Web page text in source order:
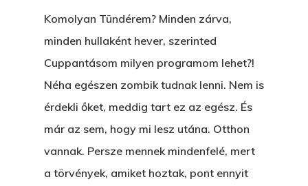
Komolyan Tündérem? Minden zárva,
minden hullaként hever, szerinted
Cuppantásom milyen programom lehet?!
Néha egészen zombik tudnak lenni. Nem is
érdekli őket, meddig tart ez az egész. És
már az sem, hogy mi lesz utána. Otthon
vannak. Persze mennek mindenfelé, mert
a törvények, amiket hoztak, pont ennyit